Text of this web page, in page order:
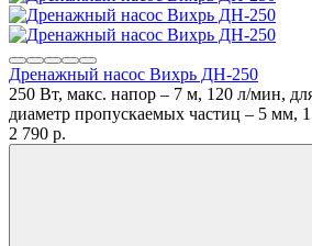
Дренажный насос Вихрь ДН-250
250 Вт, макс. напор – 7 м, 120 л/мин,
диаметр пропускаемых частиц – 5 мм,
2 790 p.